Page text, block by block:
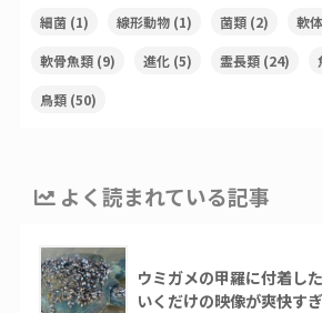
細菌(1) 線形動物(1) 菌類(2) 軟
軟骨魚類(9) 進化(5) 霊長類(24)
鳥類(50)
よく読まれている記事
ウミガメの甲羅に付着し
いくだけの映像が爽快す